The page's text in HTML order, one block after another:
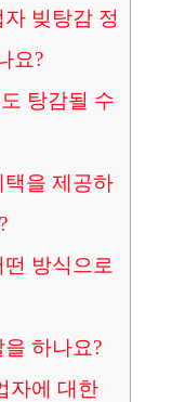
빚탕감 정
요?
탕감될 수
을 제공하
방식으로
하나요?
자에 대한